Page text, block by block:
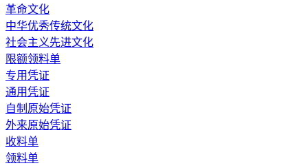
革命文化
中华优秀传统文化
社会主义先进文化
限额领料单
专用凭证
通用凭证
自制原始凭证
外来原始凭证
收料单
领料单